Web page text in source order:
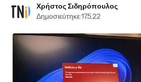
Χρήστος Σιδηρόπουλος
Δημοσιεύτηκε:17.5.22